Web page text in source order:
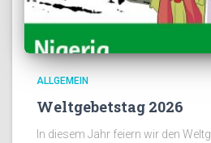
ALLGEMEIN
Weltgebetstag 2026
In diesem Jahr feiern wir den